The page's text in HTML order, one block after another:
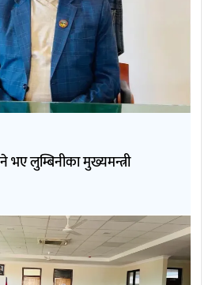
भए लुम्बिनीका मुख्यमन्त्री